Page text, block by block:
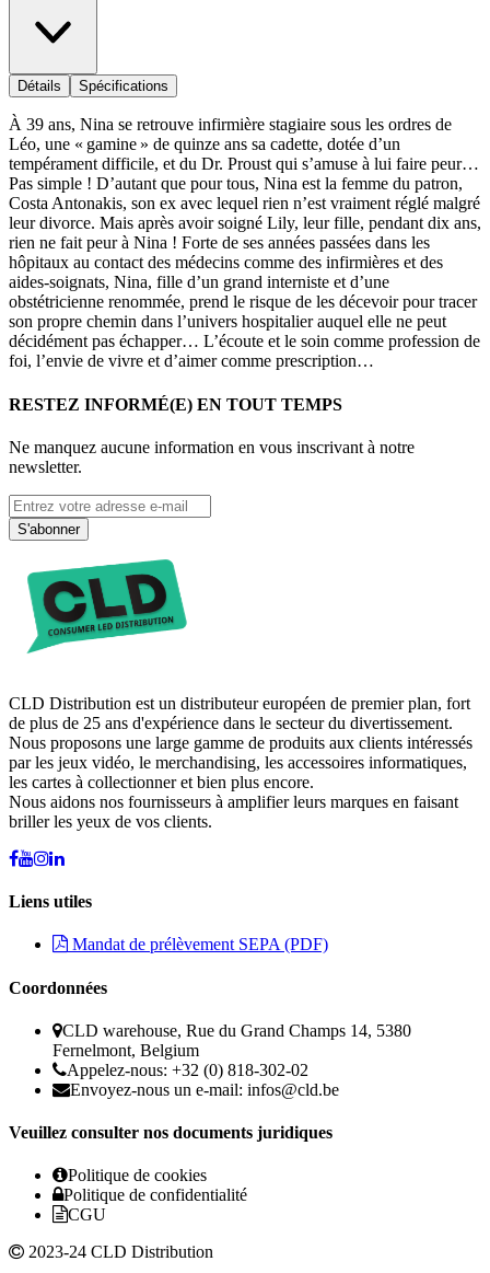
Détails Spécifications
À 39 ans, Nina se retrouve infirmière stagiaire sous les ordres de
Léo, une « gamine » de quinze ans sa cadette, dotée d’un
tempérament difficile, et du Dr. Proust qui s’amuse à lui faire peur…
Pas simple ! D’autant que pour tous, Nina est la femme du patron,
Costa Antonakis, son ex avec lequel rien n’est vraiment réglé malgré
leur divorce. Mais après avoir soigné Lily, leur fille, pendant dix ans,
rien ne fait peur à Nina ! Forte de ses années passées dans les
hôpitaux au contact des médecins comme des infirmières et des
aides-soignats, Nina, fille d’un grand interniste et d’une
obstétricienne renommée, prend le risque de les décevoir pour tracer
son propre chemin dans l’univers hospitalier auquel elle ne peut
décidément pas échapper… L’écoute et le soin comme profession de
foi, l’envie de vivre et d’aimer comme prescription…
RESTEZ INFORMÉ(E) EN TOUT TEMPS
Ne manquez aucune information en vous inscrivant à notre
newsletter.
S'abonner
CLD Distribution est un distributeur européen de premier plan, fort
de plus de 25 ans d'expérience dans le secteur du divertissement.
Nous proposons une large gamme de produits aux clients intéressés
par les jeux vidéo, le merchandising, les accessoires informatiques,
les cartes à collectionner et bien plus encore.
Nous aidons nos fournisseurs à amplifier leurs marques en faisant
briller les yeux de vos clients.
Liens utiles
Mandat de prélèvement SEPA (PDF)
Coordonnées
CLD warehouse, Rue du Grand Champs 14, 5380
Fernelmont, Belgium
Appelez-nous: +32 (0) 818-302-02
Envoyez-nous un e-mail: infos@cld.be
Veuillez consulter nos documents juridiques
Politique de cookies
Politique de confidentialité
CGU
2023-24 CLD Distribution